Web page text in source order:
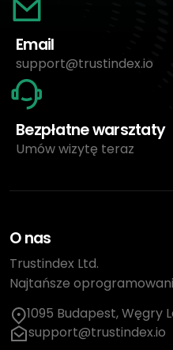
Email
support@trustindex.io
Bezpłatne warsztaty
Umów wizytę teraz
O nas
Trustindex Ltd.
Najtańsze
1095 Budapest, Węgry
support@trustindex.io